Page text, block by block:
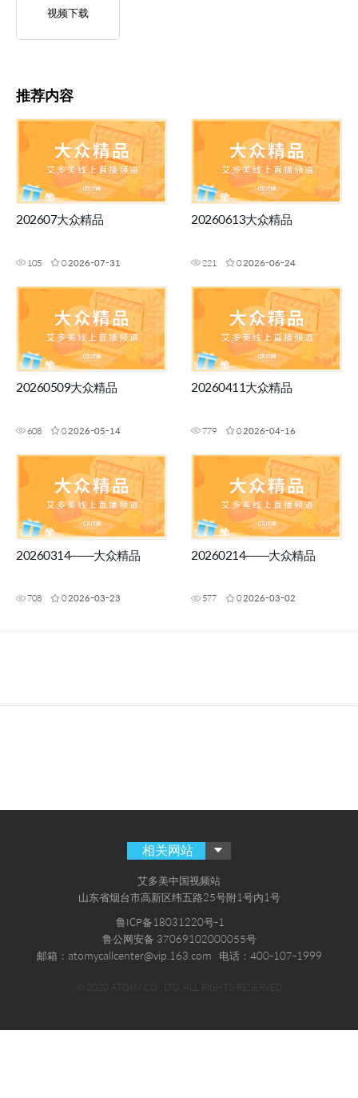
视频下载
推荐内容
202607大众精品
105 02026-07-31
20260613大众精品
221 02026-06-24
20260509大众精品
608 02026-05-14
20260411大众精品
779 02026-04-16
20260314——大众精品
708 02026-03-23
20260214——大众精品
577 02026-03-02
相关网站
艾多美中国视频站
山东省烟台市高新区纬五路25号附1号内1号
鲁ICP备18031220号-1
鲁公网安备 37069102000055号
邮箱：atomycallcenter@vip.163.com 电话：400-107-1999
© 2020 ATOMY CO., LTD. ALL RIGHTS RESERVED